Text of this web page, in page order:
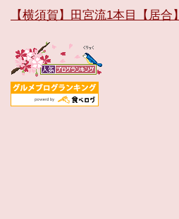
【横須賀】田宮流1本目【居合】